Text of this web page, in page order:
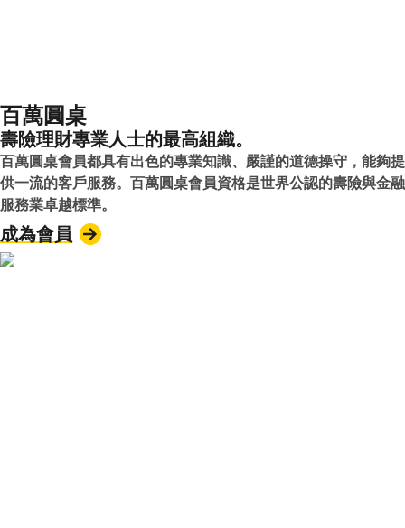
百萬圓桌
壽險理財專業人士的最高組織。
百萬圓桌會員都具有出色的專業知識、嚴謹的道德操守，能夠提
供一流的客戶服務。百萬圓桌會員資格是世界公認的壽險與金融
服務業卓越標準。
成為會員